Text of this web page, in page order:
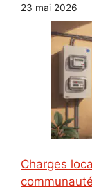
23 mai 2026
Charges locatives Espagne : électricité, eau,